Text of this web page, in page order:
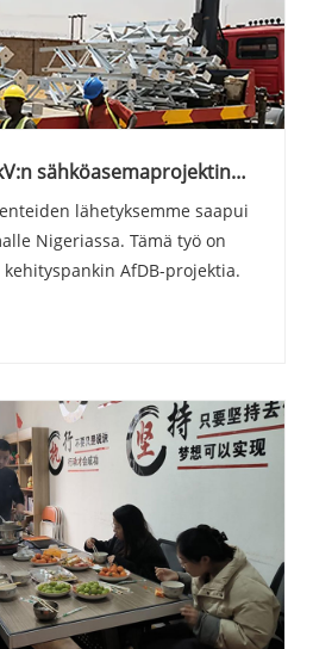
sähköasemaprojektin
lähetyksemme saapui
Nigeriassa. Tämä työ on
AfDB-projektia.